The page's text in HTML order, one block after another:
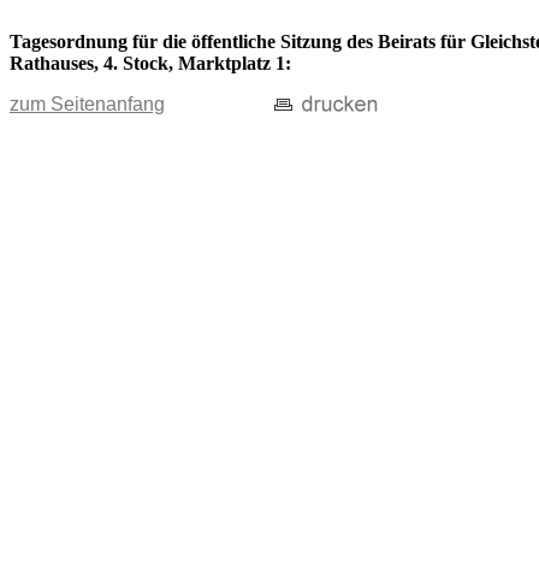
Tagesordnung für die öffentliche Sitzung des Beirats für
Rathauses, 4. Stock, Marktplatz 1:
zum Seitenanfang